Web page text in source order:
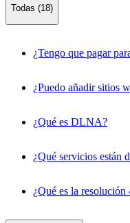
Todas (18)
¿Tengo que pagar
¿Puedo añadir sitios
¿Qué es DLNA?
¿Qué servicios están
¿Qué es la resolución